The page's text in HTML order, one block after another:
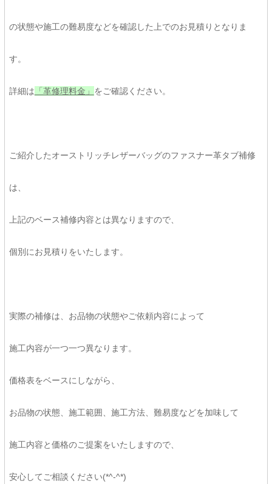
の状態や施工の難易度などを確認した上でのお見積りとなりま
す。
詳細は 「革修理料金」 をご確認ください。
ご紹介したオーストリッチレザーバッグのファスナー革タブ補修
は、
上記のベース補修内容とは異なりますので、
個別にお見積りをいたします。
実際の補修は、お品物の状態やご依頼内容によって
施工内容が一つ一つ異なります。
価格表をベースにしながら、
お品物の状態、施工範囲、施工方法、難易度などを加味して
施工内容と価格のご提案をいたしますので、
安心してご相談ください(*^-^*)